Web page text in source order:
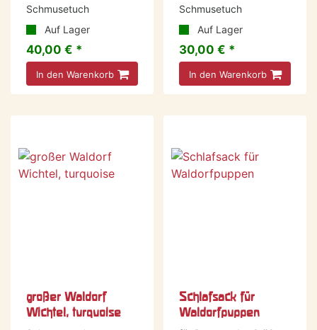
Schmusetuch
Auf Lager
40,00 € *
In den Warenkorb
Schmusetuch
Auf Lager
30,00 € *
In den Warenkorb
großer Waldorf
Wichtel, turquoise
Schlafsack für
Waldorfpuppen